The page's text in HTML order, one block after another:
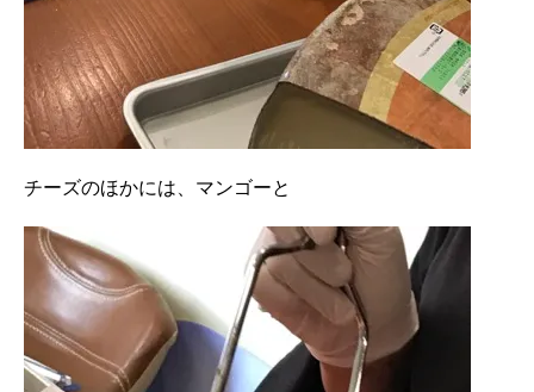
チーズのほかには、マンゴーと